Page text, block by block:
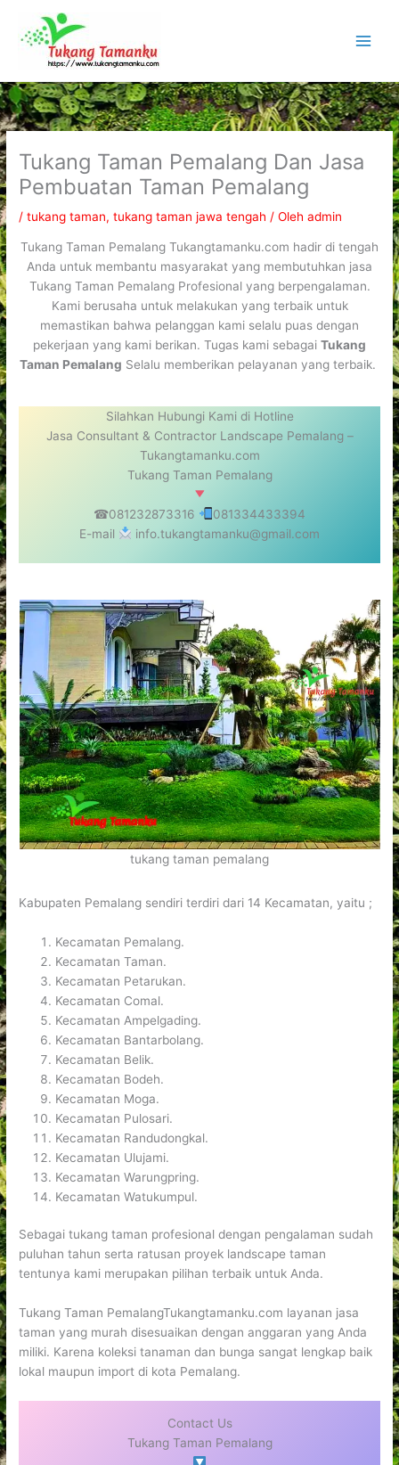
konten
Tukang Taman Pemalang Dan Jasa
Pembuatan Taman Pemalang
/tukang taman,tukang taman jawa tengah / Olehadmin
Tukang Taman Pemalang Tukangtamanku.com hadir di tengah
Anda untuk membantu masyarakat yang membutuhkan jasa
Tukang Taman Pemalang Profesional yang berpengalaman.
Kami berusaha untuk melakukan yang terbaik untuk
memastikan bahwa pelanggan kami selalu puas dengan
pekerjaan yang kami berikan. Tugas kami sebagai Tukang
Taman Pemalang Selalu memberikan pelayanan yang terbaik.
Silahkan Hubungi Kami di Hotline
Jasa Consultant & Contractor Landscape Pemalang –
Tukangtamanku.com
Tukang Taman Pemalang
☎081232873316
081334433394
E-mail
info.tukangtamanku@gmail.com
tukang taman pemalang
Kabupaten Pemalang sendiri terdiri dari 14 Kecamatan, yaitu ;
Kecamatan Pemalang.
Kecamatan Taman.
Kecamatan Petarukan.
Kecamatan Comal.
Kecamatan Ampelgading.
Kecamatan Bantarbolang.
Kecamatan Belik.
Kecamatan Bodeh.
Kecamatan Moga.
Kecamatan Pulosari.
Kecamatan Randudongkal.
Kecamatan Ulujami.
Kecamatan Warungpring.
Kecamatan Watukumpul.
Sebagai tukang taman profesional dengan pengalaman sudah
puluhan tahun serta ratusan proyek landscape taman
tentunya kami merupakan pilihan terbaik untuk Anda.
Tukang Taman PemalangTukangtamanku.com layanan jasa
taman yang murah disesuaikan dengan anggaran yang Anda
miliki. Karena koleksi tanaman dan bunga sangat lengkap baik
lokal maupun import di kota Pemalang.
Contact Us
Tukang Taman Pemalang